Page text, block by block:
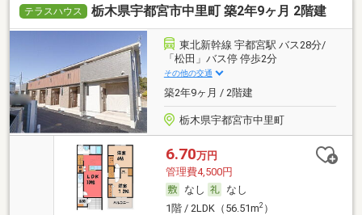
テラスハウス 栃木県宇都宮市中里町 築2年9ヶ月 2階建
東北新幹線 宇都宮駅 バス28分/
「松田」バス停 停歩2分
その他の交通
築2年9ヶ月 / 2階建
栃木県宇都宮市中里町
6.70万円
管理費4,500円
なし
なし
1階 / 2LDK（56.51m2）